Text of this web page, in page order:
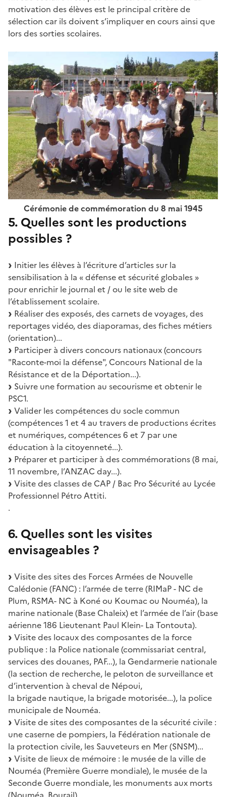
motivation des élèves est le principal critère de
sélection car ils doivent s’impliquer en cours ainsi que
lors des sorties scolaires.
Cérémonie de commémoration du 8 mai 1945
5. Quelles sont les productions
possibles ?
Initier les élèves à l’écriture d’articles sur la
sensibilisation à la « défense et sécurité globales »
pour enrichir le journal et / ou le site web de
l’établissement scolaire.
Réaliser des exposés, des carnets de voyages, des
reportages vidéo, des diaporamas, des fiches métiers
(orientation)...
Participer à divers concours nationaux (concours
"Raconte-moi la défense", Concours National de la
Résistance et de la Déportation...).
Suivre une formation au secourisme et obtenir le
PSC1.
Valider les compétences du socle commun
(compétences 1 et 4 au travers de productions écrites
et numériques, compétences 6 et 7 par une
éducation à la citoyenneté...).
Préparer et participer à des commémorations (8 mai,
11 novembre, l’ANZAC day...).
Visite des classes de CAP / Bac Pro Sécurité au Lycée
Professionnel Pétro Attiti.
.
6. Quelles sont les visites
envisageables ?
Visite des sites des Forces Armées de Nouvelle
Calédonie (FANC) : l’armée de terre (RIMaP - NC de
Plum, RSMA- NC à Koné ou Koumac ou Nouméa), la
marine nationale (Base Chaleix) et l’armée de l’air (base
aérienne 186 Lieutenant Paul Klein- La Tontouta).
Visite des locaux des composantes de la force
publique : la Police nationale (commissariat central,
services des douanes, PAF...), la Gendarmerie nationale
(la section de recherche, le peloton de surveillance et
d’intervention à cheval de Népoui,
la brigade nautique, la brigade motorisée...), la police
municipale de Nouméa.
Visite de sites des composantes de la sécurité civile :
une caserne de pompiers, la Fédération nationale de
la protection civile, les Sauveteurs en Mer (SNSM)...
Visite de lieux de mémoire : le musée de la ville de
Nouméa (Première Guerre mondiale), le musée de la
Seconde Guerre mondiale, les monuments aux morts